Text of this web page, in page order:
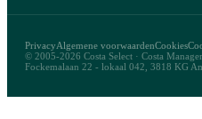
© 2005-2026 Costa Select · Costa
Fockemalaan 22 - lokaal 042, 3818 KG
PrivacyAlgemene voorwaardenCookies